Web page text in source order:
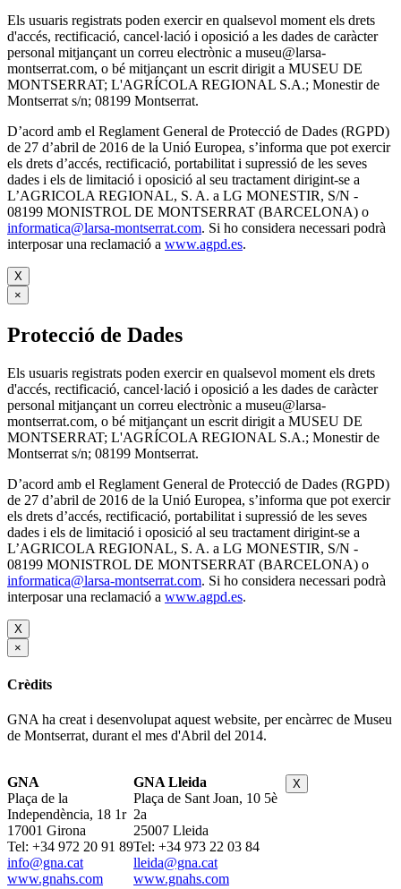
Els usuaris registrats poden exercir en qualsevol moment els drets
d'accés, rectificació, cancel·lació i oposició a les dades de caràcter
personal mitjançant un correu electrònic a museu@larsa-
montserrat.com, o bé mitjançant un escrit dirigit a MUSEU DE
MONTSERRAT; L'AGRÍCOLA REGIONAL S.A.; Monestir de
Montserrat s/n; 08199 Montserrat.
D’acord amb el Reglament General de Protecció de Dades (RGPD)
de 27 d’abril de 2016 de la Unió Europea, s’informa que pot exercir
els drets d’accés, rectificació, portabilitat i supressió de les seves
dades i els de limitació i oposició al seu tractament dirigint-se a
L’AGRICOLA REGIONAL, S. A. a LG MONESTIR, S/N -
08199 MONISTROL DE MONTSERRAT (BARCELONA) o
informatica@larsa-montserrat.com. Si ho considera necessari podrà
interposar una reclamació a www.agpd.es.
X
×
Protecció de Dades
Els usuaris registrats poden exercir en qualsevol moment els drets
d'accés, rectificació, cancel·lació i oposició a les dades de caràcter
personal mitjançant un correu electrònic a museu@larsa-
montserrat.com, o bé mitjançant un escrit dirigit a MUSEU DE
MONTSERRAT; L'AGRÍCOLA REGIONAL S.A.; Monestir de
Montserrat s/n; 08199 Montserrat.
D’acord amb el Reglament General de Protecció de Dades (RGPD)
de 27 d’abril de 2016 de la Unió Europea, s’informa que pot exercir
els drets d’accés, rectificació, portabilitat i supressió de les seves
dades i els de limitació i oposició al seu tractament dirigint-se a
L’AGRICOLA REGIONAL, S. A. a LG MONESTIR, S/N -
08199 MONISTROL DE MONTSERRAT (BARCELONA) o
informatica@larsa-montserrat.com. Si ho considera necessari podrà
interposar una reclamació a www.agpd.es.
X
×
Crèdits
GNA ha creat i desenvolupat aquest website, per encàrrec de Museu
de Montserrat, durant el mes d'Abril del 2014.
GNA
Plaça de la
Independència, 18 1r
17001 Girona
Tel: +34 972 20 91 89
info@gna.cat
www.gnahs.com
GNA Lleida
Plaça de Sant Joan, 10 5è
2a
25007 Lleida
Tel: +34 973 22 03 84
lleida@gna.cat
www.gnahs.com
X